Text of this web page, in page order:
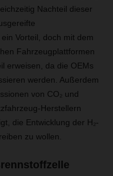
Nachteil dieser
Vorteil, doch mit dem
Fahrzeugplattformen
erweisen, da die OEMs
werden. Außerdem
von CO₂ und
Herstellern
die Entwicklung der H₂-
zu wollen.